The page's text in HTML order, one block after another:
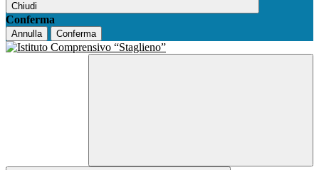
Chiudi
Conferma
Annulla Conferma